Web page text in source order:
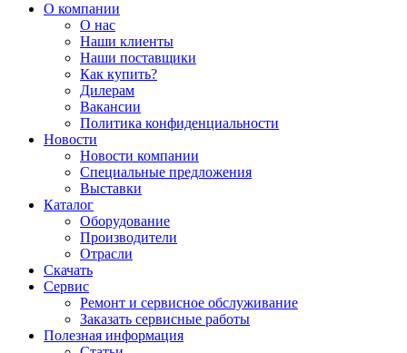
О компании
О нас
Наши клиенты
Наши поставщики
Как купить?
Дилерам
Вакансии
Политика конфиденциальности
Новости
Новости компании
Специальные предложения
Выставки
Каталог
Оборудование
Производители
Отрасли
Скачать
Сервис
Ремонт и сервисное обслуживание
Заказать сервисные работы
Полезная информация